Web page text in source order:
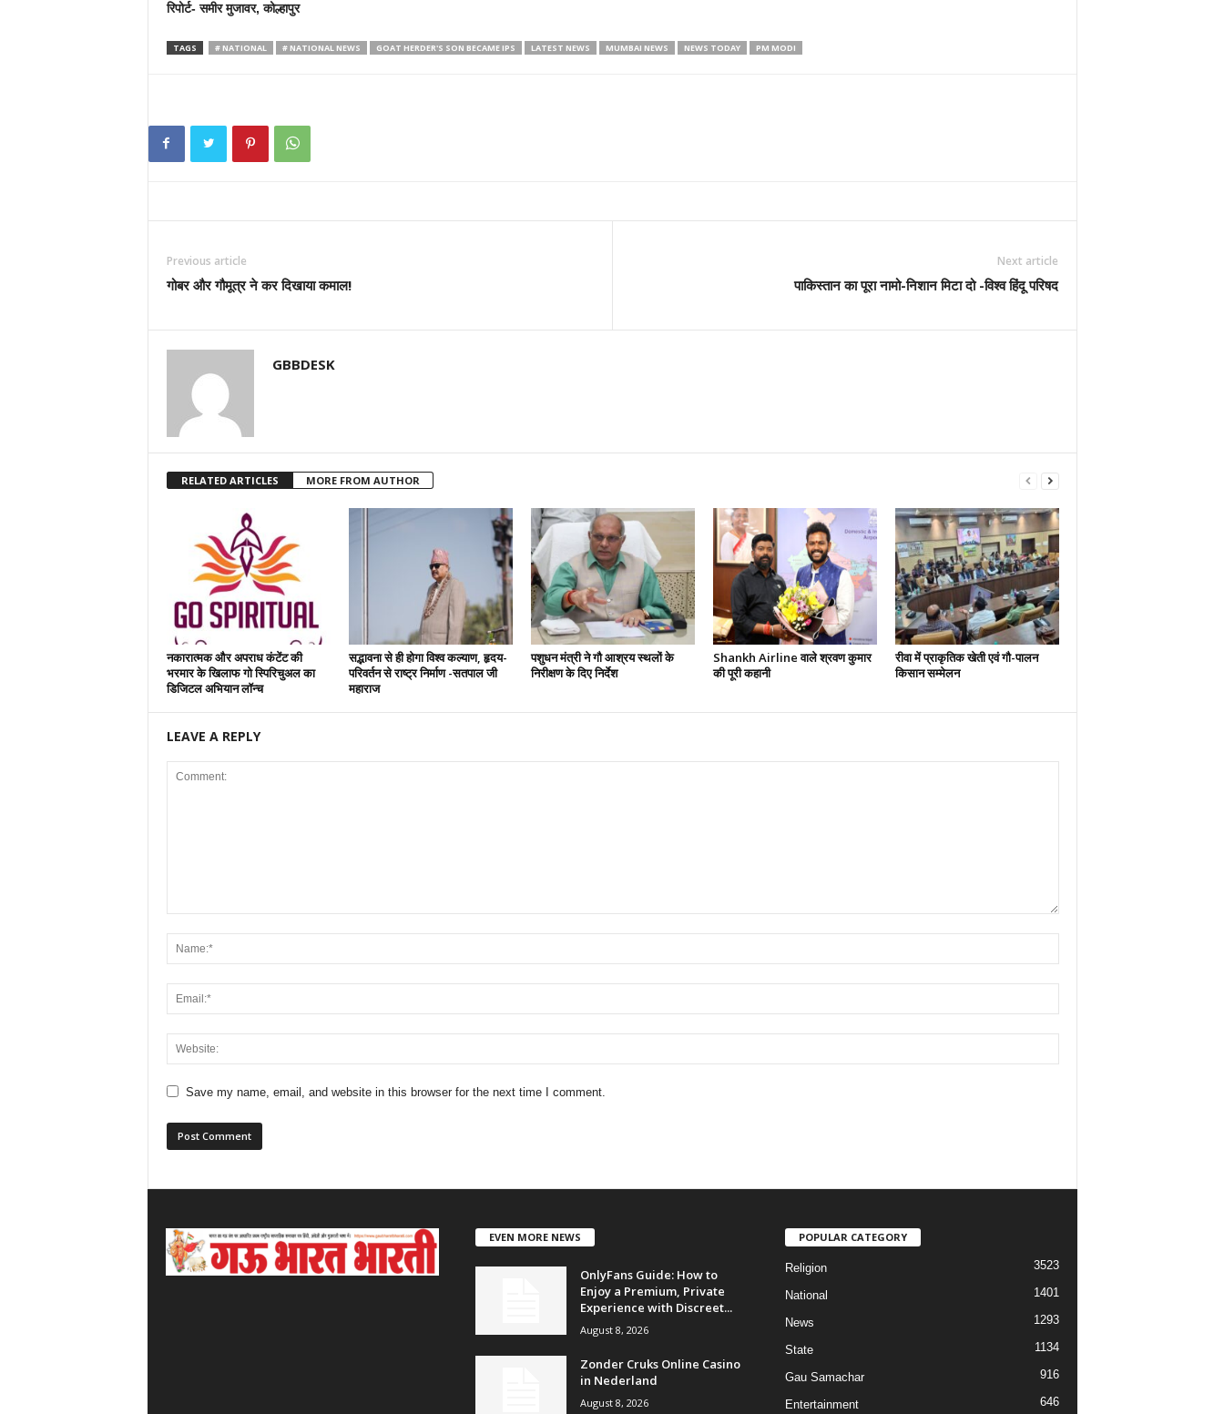
रिपोर्ट- समीर मुजावर, कोल्हापुर
TAGS # NATIONAL # NATIONAL NEWS GOAT HERDER'S SON BECAME IPS LATEST NEWS MUMBAI NEWS NEWS TODAY PM MODI
Previous article
गोबर और गौमूत्र ने कर दिखाया कमाल!
Next article
पाकिस्तान का पूरा नामो-निशान मिटा दो -विश्व हिंदू परिषद
GBBDESK
RELATED ARTICLES MORE FROM AUTHOR
नकारात्मक और अपराध कंटेंट की
भरमार के खिलाफ गो स्पिरिचुअल का
डिजिटल अभियान लॉन्च
सद्भावना से ही होगा विश्व कल्याण, हृदय-
परिवर्तन से राष्ट्र निर्माण -सतपाल जी
महाराज
पशुधन मंत्री ने गौ आश्रय स्थलों के
निरीक्षण के दिए निर्देश
Shankh Airline वाले श्रवण कुमार
की पूरी कहानी
रीवा में प्राकृतिक खेती एवं गौ-पालन
किसान सम्मेलन
LEAVE A REPLY
Save my name, email, and website in this browser for the next time I comment.
EVEN MORE NEWS
OnlyFans Guide: How to
Enjoy a Premium, Private
Experience with Discreet...
August 8, 2026
Zonder Cruks Online Casino
in Nederland
August 8, 2026
POPULAR CATEGORY
Religion 3523
National 1401
News 1293
State 1134
Gau Samachar 916
Entertainment 646